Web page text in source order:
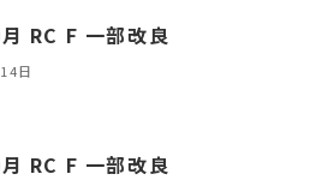
RC F 一部改良
日
RC F 一部改良